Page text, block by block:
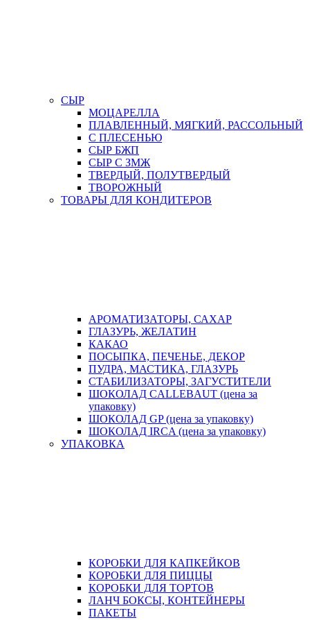
СЫР
МОЦАРЕЛЛА
ПЛАВЛЕННЫЙ, МЯГКИЙ, РАССОЛЬНЫЙ
С ПЛЕСЕНЬЮ
СЫР БЖП
СЫР С ЗМЖ
ТВЕРДЫЙ, ПОЛУТВЕРДЫЙ
ТВОРОЖНЫЙ
ТОВАРЫ ДЛЯ КОНДИТЕРОВ
АРОМАТИЗАТОРЫ, САХАР
ГЛАЗУРЬ, ЖЕЛАТИН
КАКАО
ПОСЫПКА, ПЕЧЕНЬЕ, ДЕКОР
ПУДРА, МАСТИКА, ГЛАЗУРЬ
СТАБИЛИЗАТОРЫ, ЗАГУСТИТЕЛИ
ШОКОЛАД CALLEBAUT (цена за
упаковку)
ШОКОЛАД GP (цена за упаковку)
ШОКОЛАД IRCA (цена за упаковку)
УПАКОВКА
КОРОБКИ ДЛЯ КАПКЕЙКОВ
КОРОБКИ ДЛЯ ПИЦЦЫ
КОРОБКИ ДЛЯ ТОРТОВ
ЛАНЧ БОКСЫ, КОНТЕЙНЕРЫ
ПАКЕТЫ